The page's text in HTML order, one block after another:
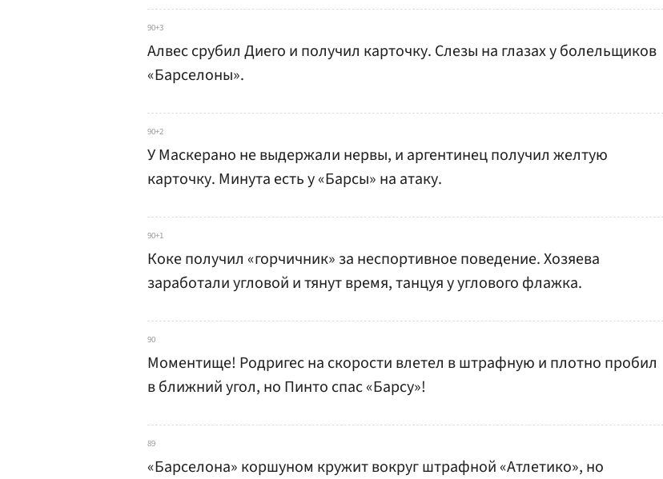
90+3
Алвес срубил Диего и получил карточку. Слезы на глазах у болельщиков
«Барселоны».
90+2
У Маскерано не выдержали нервы, и аргентинец получил желтую
карточку. Минута есть у «Барсы» на атаку.
90+1
Коке получил «горчичник» за неспортивное поведение. Хозяева
заработали угловой и тянут время, танцуя у углового флажка.
90
Моментище! Родригес на скорости влетел в штрафную и плотно пробил
в ближний угол, но Пинто спас «Барсу»!
89
«Барселона» коршуном кружит вокруг штрафной «Атлетико», но